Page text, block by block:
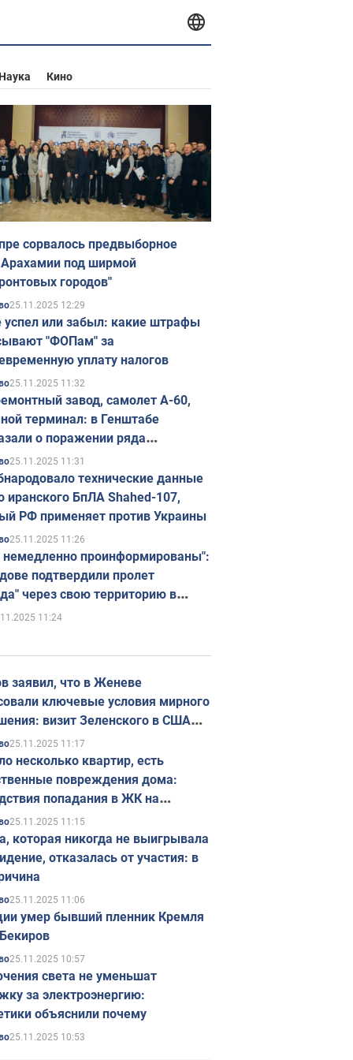
Наука Кино
сорвалось предвыборное
Арахамии под ширмой
городов"
25.11.2025 12:29
успел или забыл: какие штрафы
"ФОПам" за
уплату налогов
25.11.2025 11:32
завод, самолет А-60,
терминал: в Генштабе
о поражении ряда
объектов России
25.11.2025 11:31
технические данные
иранского БпЛА Shahed-107,
РФ применяет против Украины
25.11.2025 11:26
проинформированы":
подтвердили пролет
через свою территорию в
11:24
заявил, что в Женеве
ключевые условия мирного
визит Зеленского в США
в ноябре
25.11.2025 11:17
несколько квартир, есть
повреждения дома:
попадания в ЖК на
в Киеве. Фото
25.11.2025 11:15
которая никогда не выигрывала
отказалась от участия: в
25.11.2025 11:06
умер бывший пленник Кремля
25.11.2025 10:57
света не уменьшат
за электроэнергию:
объяснили почему
25.11.2025 10:53